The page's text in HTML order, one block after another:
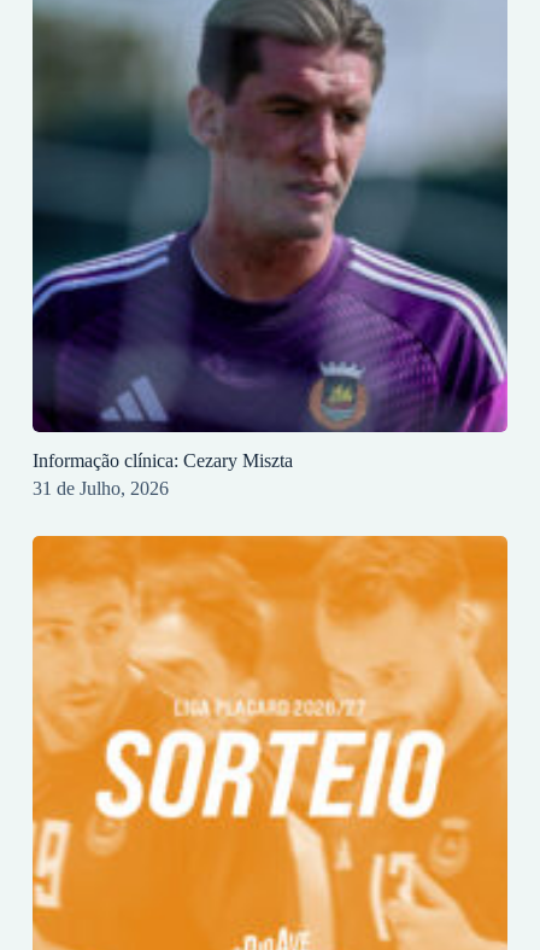
Informação clínica: Cezary Miszta
31 de Julho, 2026